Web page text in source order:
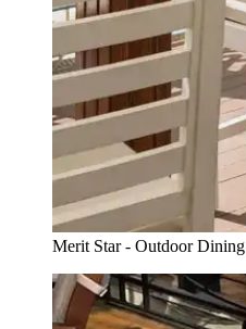
Merit Star - Outdoor Dining